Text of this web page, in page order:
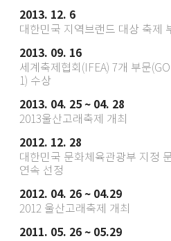
2013. 12. 6
대한민국 지역브랜드 대상 축제
2013. 09. 16
세계축제협회(IFEA) 7개 부문
1) 수상
2013. 04. 25 ~ 04. 28
2013울산고래축제 개최
2012. 12. 28
대한민국 문화체육관광부 지정
연속 선정
2012. 04. 26 ~ 04.29
2012 울산고래축제 개최
2011. 05. 26 ~ 05.29